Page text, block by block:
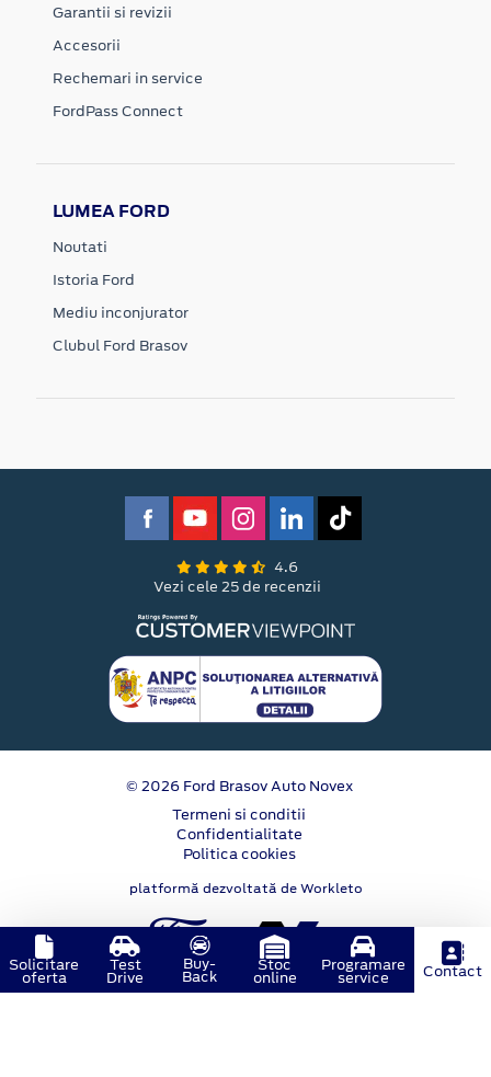
Garantii si revizii
Accesorii
Rechemari in service
FordPass Connect
LUMEA FORD
Noutati
Istoria Ford
Mediu inconjurator
Clubul Ford Brasov
4.6
Vezi cele 25 de recenzii
© 2026 Ford Brasov Auto Novex
Termeni si conditii
Confidentialitate
Politica cookies
platformă dezvoltată de Workleto
Solicitare
oferta
Test
Drive
Buy-
Back
Stoc
online
Programare
service Contact